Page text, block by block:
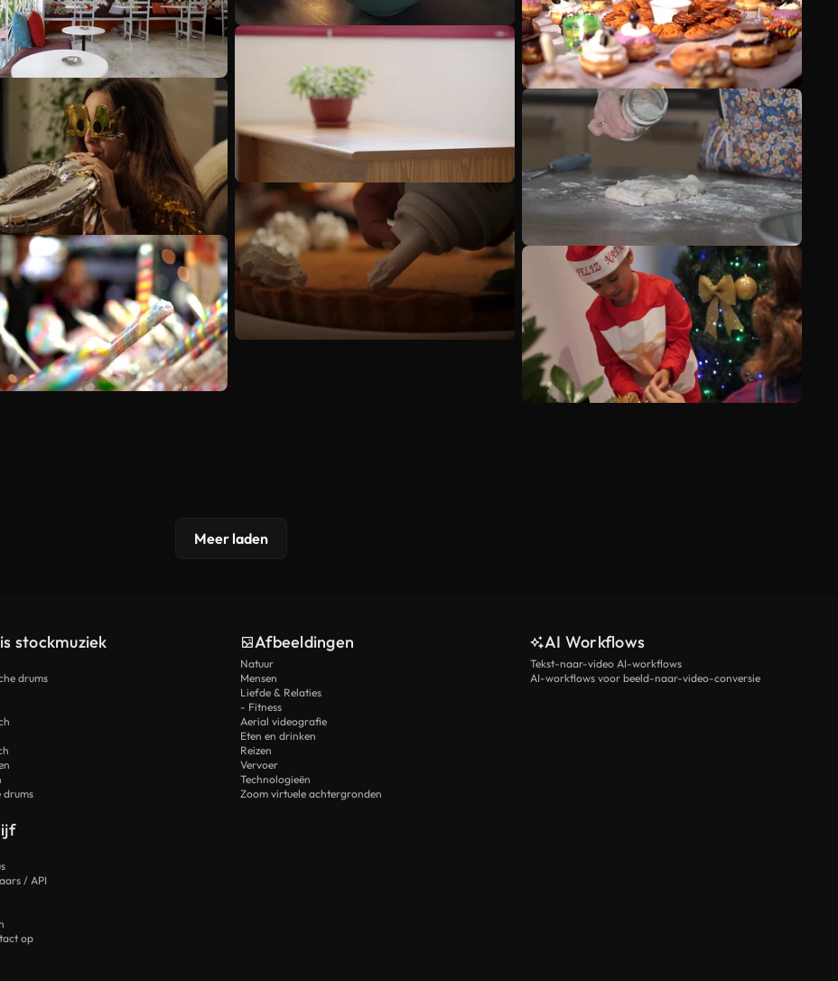
Meer bekijken
Meer laden
stockmuziek
drums
drums
Afbeeldingen
Natuur
Mensen
Liefde & Relaties
- Fitness
Aerial videografie
Eten en drinken
Reizen
Vervoer
Technologieën
Zoom virtuele achtergronden
AI Workflows
Tekst-naar-video AI-workflows
AI-workflows voor beeld-naar-video-conversie
/ API
op